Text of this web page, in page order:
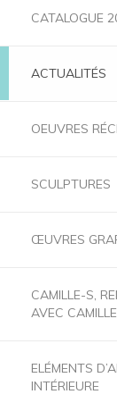
CATALOGUE
ACTUALITÉS
OEUVRES
SCULPTURES
ŒUVRES
CAMILLE-S,
AVEC
ELÉMENTS
INTÉRIEURE